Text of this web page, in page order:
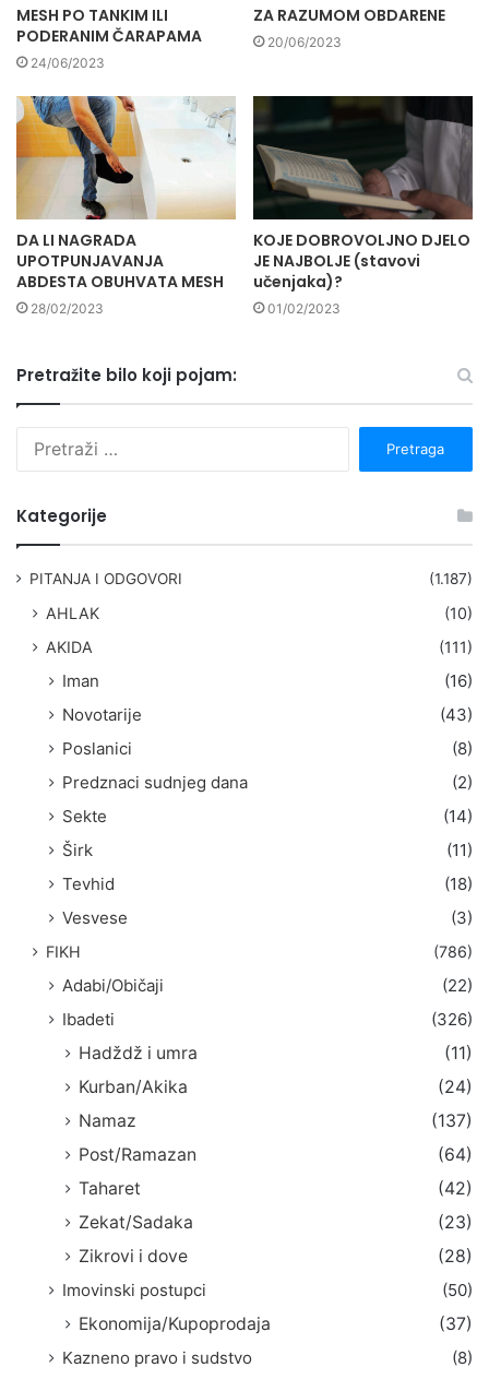
MESH PO TANKIM ILI
PODERANIM ČARAPAMA
24/06/2023
ZA RAZUMOM OBDARENE
20/06/2023
DA LI NAGRADA
UPOTPUNJAVANJA
ABDESTA OBUHVATA MESH
28/02/2023
KOJE DOBROVOLJNO DJELO
JE NAJBOLJE (stavovi
učenjaka)?
01/02/2023
Pretražite bilo koji pojam:
Kategorije
PITANJA I ODGOVORI (1.187)
AHLAK
(10)
AKIDA
(111)
Iman
(16)
Novotarije
(43)
Poslanici
(8)
Predznaci sudnjeg dana
(2)
Sekte
(14)
Širk
(11)
Tevhid
(18)
Vesvese
(3)
FIKH (786)
Adabi/Običaji
(22)
Ibadeti
(326)
Hadždž i umra
(11)
Kurban/Akika
(24)
Namaz
(137)
Post/Ramazan
(64)
Taharet
(42)
Zekat/Sadaka
(23)
Zikrovi i dove
(28)
Imovinski postupci
(50)
Ekonomija/Kupoprodaja
(37)
Kazneno pravo i sudstvo
(8)